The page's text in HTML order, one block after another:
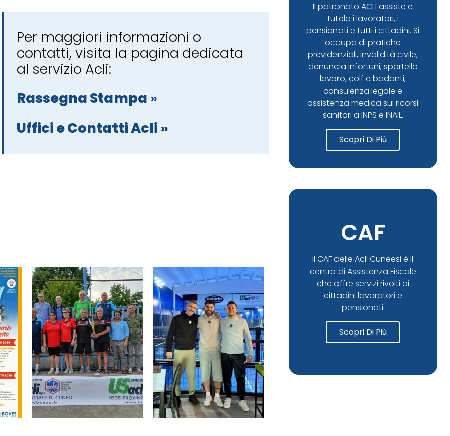
Per maggiori informazioni o
contatti, visita la pagina dedicata
al servizio Acli:
Rassegna Stampa »
Uffici e Contatti Acli »
Il patronato ACLI assiste e
tutela i lavoratori, i
pensionati e tutti i cittadini. Si
occupa di pratiche
previdenziali, invalidità civile,
denuncia infortuni, sportello
lavoro, colf e badanti,
consulenza legale e
assistenza medica sui ricorsi
sanitari a INPS e INAIL.
Scopri Di Più
CAF
Il CAF delle Acli Cuneesi è il
centro di Assistenza Fiscale
che offre servizi rivolti ai
cittadini lavoratori e
pensionati.
Scopri Di Più